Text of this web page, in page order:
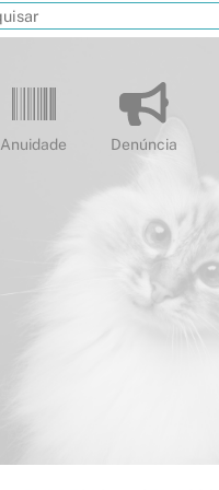
Anuidade Denúncia